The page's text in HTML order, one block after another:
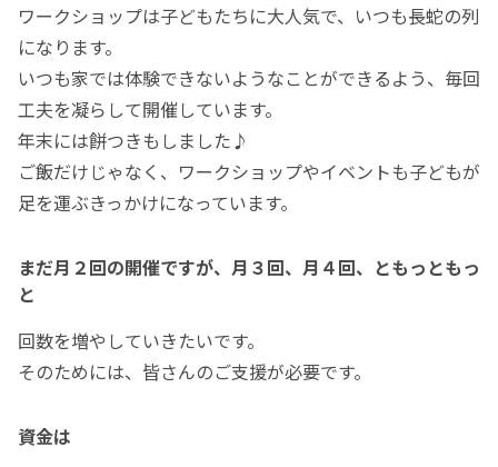
ワークショップは子どもたちに大人気で、いつも長蛇の列
になります。
いつも家では体験できないようなことができるよう、毎回
工夫を凝らして開催しています。
年末には餅つきもしました♪
ご飯だけじゃなく、ワークショップやイベントも子どもが
足を運ぶきっかけになっています。
まだ月２回の開催ですが、月３回、月４回、ともっともっ
と
回数を増やしていきたいです。
そのためには、皆さんのご支援が必要です。
資金は